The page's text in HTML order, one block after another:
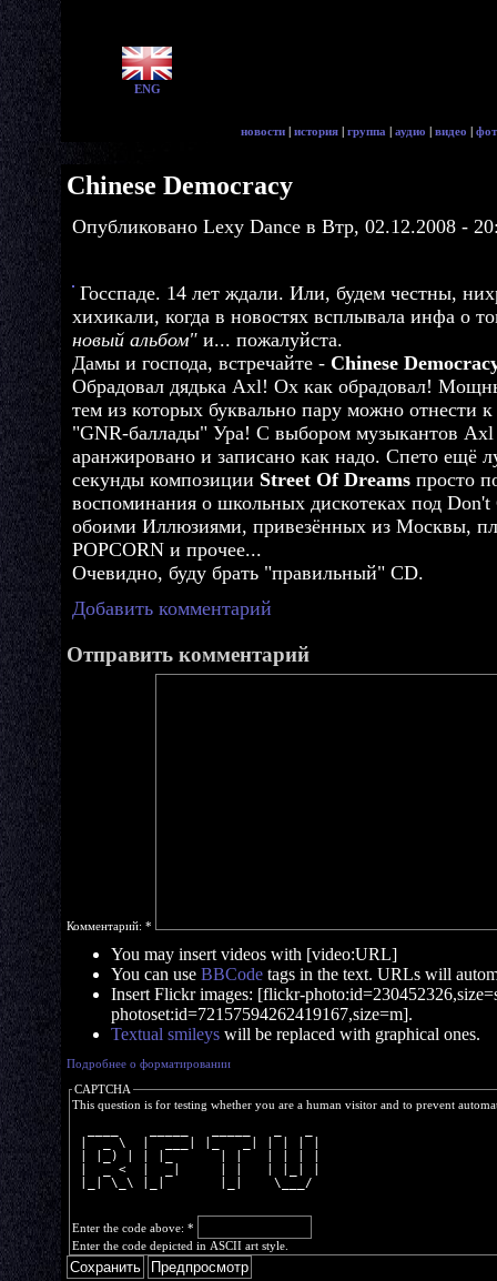
ENG
новости | история | группа | аудио | видео |
Chinese Democracy
Опубликовано Lexy Dance в Втр, 02.12.2008 -
Госспаде. 14 лет ждали. Или, будем честны,
хихикали, когда в новостях всплывала инфа о
новый альбом" и... пожалуйста.
Дамы и господа, встречайте - Chinese
Обрадовал дядька Axl! Ох как обрадовал!
тем из которых буквально пару можно отнести
"GNR-баллады" Ура! С выбором музыкантов Axl
аранжировано и записано как надо. Спето ещё
секунды композиции Street Of Dreams просто
воспоминания о школьных дискотеках под Don't
обоими Иллюзиями, привезённых из Москвы,
POPCORN и прочее...
Очевидно, буду брать "правильный" CD.
Добавить комментарий
Отправить комментарий
Комментарий: *
You may insert videos with [video:URL]
You can use BBCode tags in the text. URLs will
Insert Flickr images: [flickr-
photoset:id=72157594262419167,size=m].
Textual smileys will be replaced with graphical ones.
Подробнее о форматировании
CAPTCHA
This question is for testing whether you are a human visitor and to prevent
|  _ \  |  ___| |_   _| | | | |
| |_) | | |_      | |   | | | |
|  _ <  |  _|     | |   | |_| |
|_| \_\ |_|       |_|    \___/
Enter the code above: *
Enter the code depicted in ASCII art style.